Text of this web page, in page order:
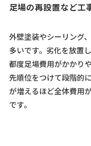
足場の再設置など工
外壁塗装やシーリング
多いです。劣化を放置
都度足場費用がかかり
先順位をつけて段階的
が増えるほど全体費用
です。